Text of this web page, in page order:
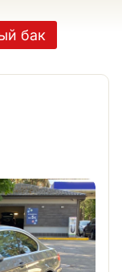
бак